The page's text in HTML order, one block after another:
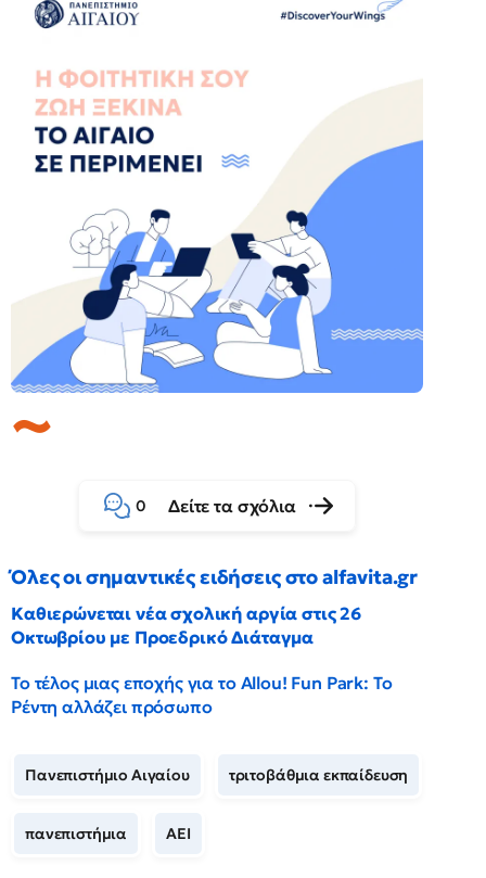
0 Δείτε τα σχόλια
Όλες οι σημαντικές ειδήσεις στο alfavita.gr
Καθιερώνεται νέα σχολική αργία στις 26
Οκτωβρίου με Προεδρικό Διάταγμα
Το τέλος μιας εποχής για το Allou! Fun Park: Το
Ρέντη αλλάζει πρόσωπο
Πανεπιστήμιο Αιγαίου τριτοβάθμια εκπαίδευση
πανεπιστήμια ΑΕΙ